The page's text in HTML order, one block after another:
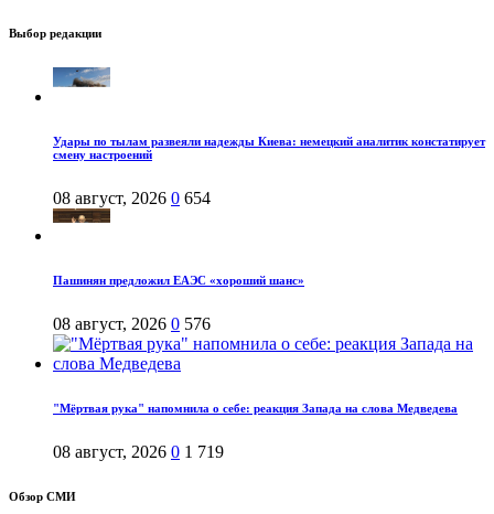
Выбор редакции
Удары по тылам развеяли надежды Киева: немецкий аналитик констатирует
смену настроений
08 август, 2026 0 654
Пашинян предложил ЕАЭС «хороший шанс»
08 август, 2026 0 576
"Мёртвая рука" напомнила о себе: реакция Запада на слова Медведева
08 август, 2026 0 1 719
Обзор СМИ